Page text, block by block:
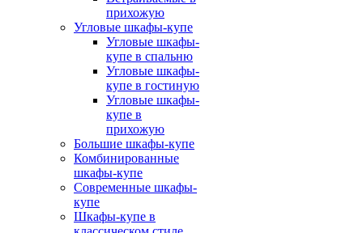
прихожую
Угловые шкафы-купе
Угловые шкафы-
купе в спальню
Угловые шкафы-
купе в гостиную
Угловые шкафы-
купе в
прихожую
Большие шкафы-купе
Комбинированные
шкафы-купе
Современные шкафы-
купе
Шкафы-купе в